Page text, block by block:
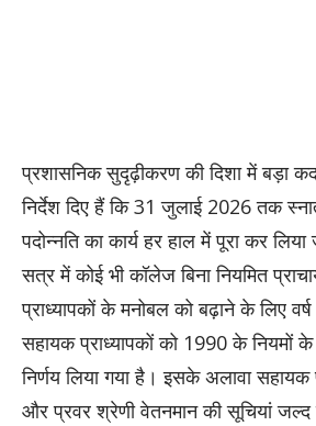
प्रशासनिक सुदृढ़ीकरण की दिशा में बड़ा
निर्देश दिए हैं कि 31 जुलाई 2026 तक
पदोन्नति का कार्य हर हाल में पूरा कर लिया
सत्र में कोई भी कॉलेज बिना नियमित
प्राध्यापकों के मनोबल को बढ़ाने के लिए
सहायक प्राध्यापकों को 1990 के नियमों
निर्णय लिया गया है। इसके अलावा सहायक
और प्रवर श्रेणी वेतनमान की सूचियां जल्द